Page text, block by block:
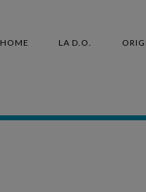
HOME LA D.O.